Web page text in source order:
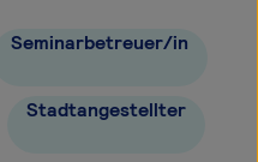
Seminarbetreuer/in
Stadtangestellter